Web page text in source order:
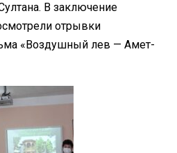
В заключение
отрывки
«Воздушный лев — Амет-